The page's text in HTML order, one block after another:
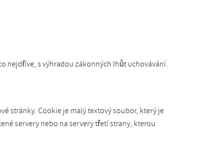
nejdříve, s výhradou zákonných lhůt uchovávání.
stránky. Cookie je malý textový soubor, který je
servery nebo na servery třetí strany, kterou